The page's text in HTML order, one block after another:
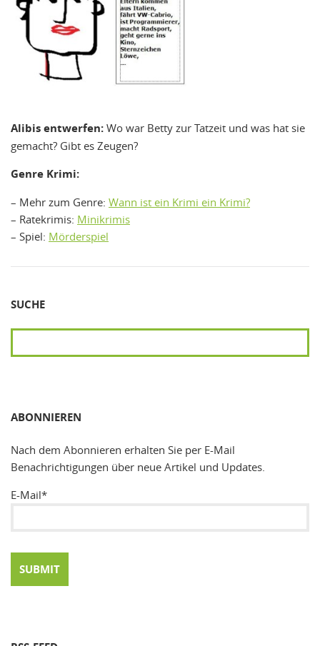
Alibis entwerfen: Wo war Betty zur Tatzeit und was hat sie
gemacht? Gibt es Zeugen?
Genre Krimi:
– Mehr zum Genre: Wann ist ein Krimi ein Krimi?
– Ratekrimis: Minikrimis
– Spiel: Mörderspiel
SUCHE
ABONNIEREN
Nach dem Abonnieren erhalten Sie per E-Mail
Benachrichtigungen über neue Artikel und Updates.
E-Mail*